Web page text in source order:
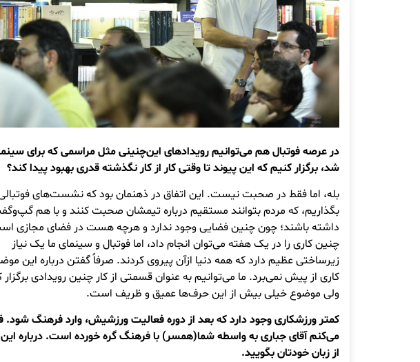
در عرصه فوتبال هم می‌توانیم رویدادهای این‌چنینی مثل مراسمی که برای سینما
شد، برگزار کنیم که این پیوند تا وقتی کار از کار نگذشته قدری بهبود پیدا کند؟
بله، اما فقط در صحبت نیست. این اتفاق در ذهنمان بود که نشست‌های
بگذاریم، که مردم بتوانند مستقیم درباره تیمشان صحبت کنند و با هم
داشته باشند؛ چون چنین فضایی وجود ندارد و هرچه هست در فضای مجازی
چنین کاری را در یک هفته می‌توان انجام داد، اما فوتبال و سینمای ما یک نیاز
زیرساختی عظیم دارد که همه دنیا ازآن پیروی کردند. صرفاً گفتن درباره این
کاری از پیش نمی‌برد. ما می‌توانیم به عنوان قسمتی از کار چنین رویدادی برگزار
ولی موضوع خیلی بیش از این حرف‌ها عمیق و ظریف است.
کمتر ورزشکاری وجود دارد که بعد از دوره فعالیت ورزشیش، وارد فرهنگ شود.
می‌کنم آقای جباری به واسطه شما(همسر) با فرهنگ گره خورده است. درباره
از زبان خودتان بگویید.